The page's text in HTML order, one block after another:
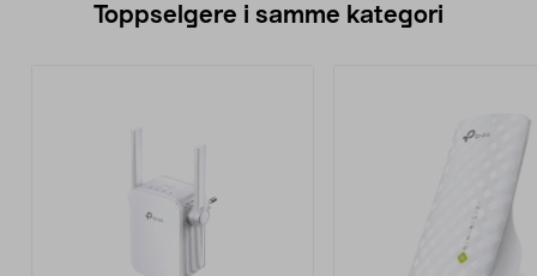
Toppselgere i samme kategori